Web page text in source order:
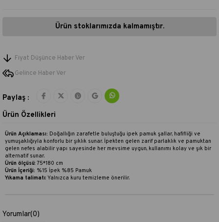
Ürün stoklarımızda kalmamıştır.
Fiyat Düşünce Haber Ver
Gelince Haber Ver
Paylaş :
Ürün Özellikleri
Ürün Açıklaması: Doğallığın zarafetle buluştuğu ipek pamuk şallar, hafifliği ve
yumuşaklığıyla konforlu bir şıklık sunar. İpekten gelen zarif parlaklık ve pamuktan
gelen nefes alabilir yapı sayesinde her mevsime uygun, kullanımı kolay ve şık bir
alternatif sunar.
Ürün ölçüsü: 75*180 cm
Ürün İçeriği: %15 İpek %85 Pamuk
Yıkama talimatı: Yalnızca kuru temizleme önerilir.
Yorumlar(0)